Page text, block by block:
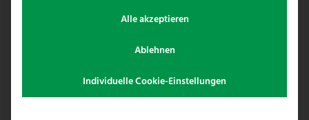
Alle akzeptieren
Ablehnen
Individuelle Cookie-Einstellungen